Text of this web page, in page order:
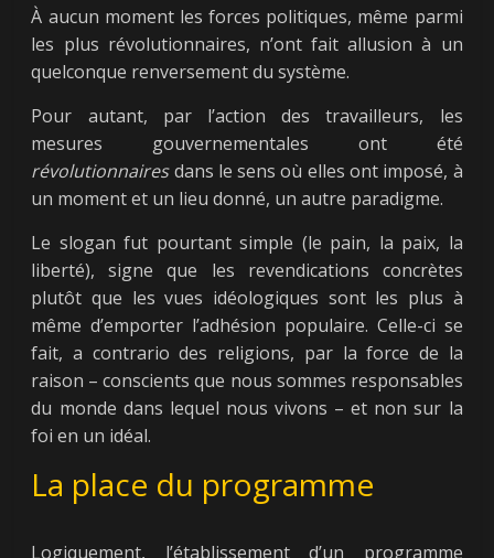
À aucun moment les forces politiques, même parmi
les plus révolutionnaires, n’ont fait allusion à un
quelconque renversement du système.
Pour autant, par l’action des travailleurs, les
mesures gouvernementales ont été
révolutionnairesdans le sens où elles ont imposé, à
un moment et un lieu donné, un autre paradigme.
Le slogan fut pourtant simple (le pain, la paix, la
liberté), signe que les revendications concrètes
plutôt que les vues idéologiques sont les plus à
même d’emporter l’adhésion populaire. Celle-ci se
fait, a contrario des religions, par la force de la
raison – conscients que nous sommes responsables
du monde dans lequel nous vivons – et non sur la
foi en un idéal.
La place du programme
Logiquement, l’établissement d’un programme